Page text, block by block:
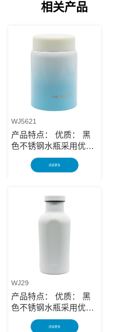
相关产品
WJ5621
产品特点： 优质： 黑
色不锈钢水瓶采用优质
防锈不锈钢制成，是长
期使用的可靠物品。多
可防止意外跌落或撞击
造成破损。长容器对您
有很大帮助，让您在理
钢水瓶、通勤水杯，还
是只想可持续地补充水
分，黑色不锈钢水瓶都
有适合您的不锈钢水
瓶！ 安全便捷： 黑色
不锈钢水瓶由无毒材料
阅读更多
WJ29
产品特点： 优质： 黑
色不锈钢水瓶采用优质
防锈不锈钢制成，是长
期使用的可靠物品。多
阅读更多